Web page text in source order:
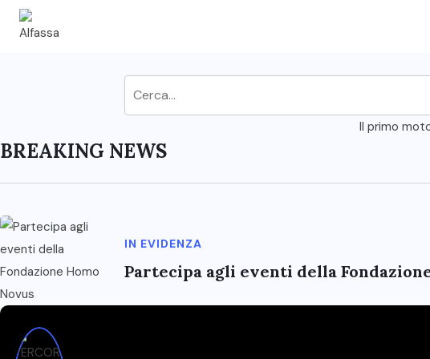
Il primo
BREAKING NEWS
IN EVIDENZA
Partecipa agli eventi della